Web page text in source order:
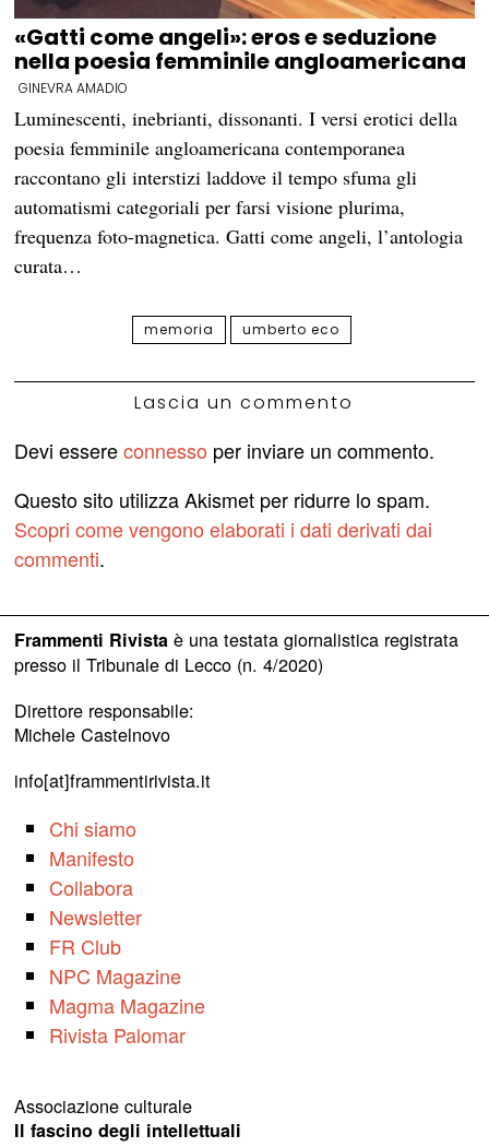
«Gatti come angeli»: eros e seduzione
nella poesia femminile angloamericana
GINEVRA AMADIO
Luminescenti, inebrianti, dissonanti. I versi erotici della
poesia femminile angloamericana contemporanea
raccontano gli interstizi laddove il tempo sfuma gli
automatismi categoriali per farsi visione plurima,
frequenza foto-magnetica. Gatti come angeli, l’antologia
curata…
memoria umberto eco
Lascia un commento
Devi essereconnesso per inviare un commento.
Questo sito utilizza Akismet per ridurre lo spam.
Scopri come vengono elaborati i dati derivati dai
commenti.
Frammenti Rivistaè una testata giornalistica registrata
presso il Tribunale di Lecco (n. 4/2020)
Direttore responsabile:
Michele Castelnovo
info[at]frammentirivista.it
Chi siamo
Manifesto
Collabora
Newsletter
FR Club
NPC Magazine
Magma Magazine
Rivista Palomar
Associazione culturale
Il fascino degli intellettuali